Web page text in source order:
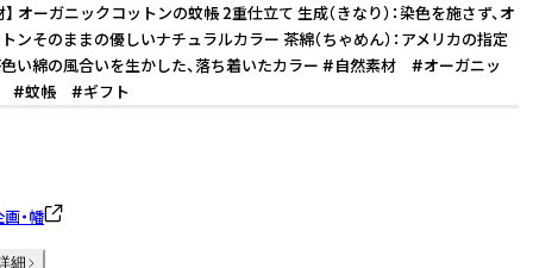
】 オーガニックコットンの蚊帳 2重仕立て 生成（きなり）：染色を施さず、オ
ンそのままの優しいナチュラルカラー 茶綿（ちゃめん）：アメリカの指定
い綿の風合いを生かした、落ち着いたカラー #自然素材 #オーガニッ
#蚊帳 #ギフト
・幡
細